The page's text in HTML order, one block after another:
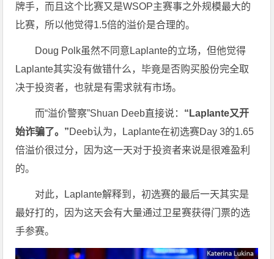
牌手，而且这个比赛又是WSOP主赛事之外规模最大的
比赛，所以他觉得1.5倍的溢价是合理的。
Doug Polk虽然不同意Laplante的立场，但他觉得
Laplante其实没有做错什么，毕竟是否购买股份完全取
决于投资者，也就是有需求就有市场。
而“溢价警察”Shuan Deeb直接说： “Laplante又开
始诈骗了。”Deeb认为，Laplante在初选赛Day 3的1.65
倍溢价很过分，因为这一天对于投资者来说是很难盈利
的。
对此，Laplante解释到，初选赛的最后一天其实是
最好打的，因为这天会有大量通过卫星赛获得门票的选
手参赛。